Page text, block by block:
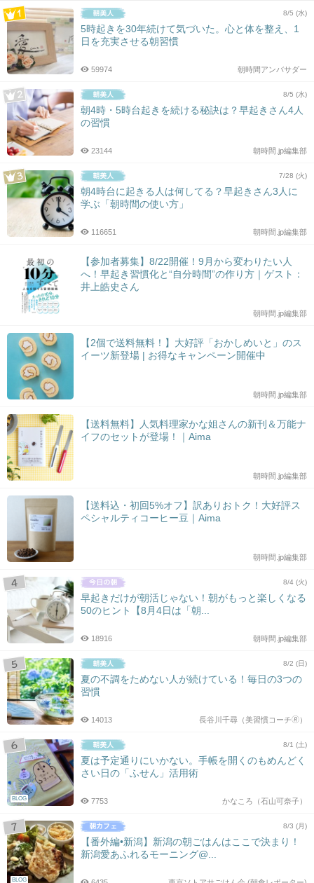
8/5 (水)
5時起きを30年続けて気づいた。心と体を整え、1
日を充実させる朝習慣
朝時間アンバサダー
59974
8/5 (水)
朝4時・5時台起きを続ける秘訣は？早起きさん4人
の習慣
朝時間.jp編集部
23144
7/28 (火)
朝4時台に起きる人は何してる？早起きさん3人に
学ぶ「朝時間の使い方」
朝時間.jp編集部
116651
【参加者募集】8/22開催！9月から変わりたい人
へ！早起き習慣化と“自分時間”の作り方｜ゲスト：
井上皓史さん
朝時間.jp編集部
【2個で送料無料！】大好評「おかしめいと」のス
イーツ新登場 | お得なキャンペーン開催中
朝時間.jp編集部
【送料無料】人気料理家かな姐さんの新刊＆万能ナ
イフのセットが登場！｜Aima
朝時間.jp編集部
【送料込・初回5%オフ】訳ありおトク！大好評ス
ペシャルティコーヒー豆｜Aima
朝時間.jp編集部
8/4 (火)
早起きだけが朝活じゃない！朝がもっと楽しくなる
50のヒント【8月4日は「朝...
朝時間.jp編集部
18916
8/2 (日)
夏の不調をためない人が続けている！毎日の3つの
習慣
長谷川千尋（美習慣コーチ🄬）
14013
BLOG
8/1 (土)
夏は予定通りにいかない。手帳を開くのもめんどく
さい日の「ふせん」活用術
かなころ（石山可奈子）
7753
BLOG
8/3 (月)
【番外編•新潟】新潟の朝ごはんはここで決まり！
新潟愛あふれるモーニング@...